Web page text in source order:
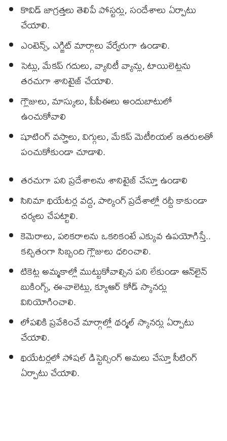
కొవిడ్ జాగ్రత్తలు తెలిపే పోస్టర్లు, సందేశాలు ఏర్పాటు
చేయాలి.
ఎంటెన్స్‌, ఎగ్జిట్‌ మార్గాలు వేర్వేరుగా ఉండాలి.
సెట్లు, మేకప్ గదులు, వ్యానిటీ వ్యాన్లు, టాయిలెట్లను
తరచుగా శానిటైజ్ చేయాలి.
గ్లౌజులు, మాస్కులు, పీపీఈలు అందుబాటులో
ఉంచుకోవాలి
షూటింగ్ వస్త్రాలు, విగ్గులు, మేకప్ మెటీరియల్ ఇతరులతో
పంచుకోకుండా చూడాలి.
తరచుగా పని ప్రదేశాలను శానిటైజ్ చేస్తూ ఉండాలి
సినిమా థియేటర్ల వద్ద, పార్కింగ్ ప్రదేశాల్లో రద్దీ కాకుండా
చర్యలు చేపట్టాలి.
కెమెరాలు, పరికరాలను ఒకరికంటే ఎక్కువ ఉపయోగిస్తే..
కచ్చితంగా సిబ్బంది గ్లౌజులు ధరించాలి.
టికెట్ల అమ్మకాల్లో ముట్టుకోవాల్సిన పని లేకుండా ఆన్‌లైన్
బుకింగ్స్, ఈ-వాలెట్లు, క్యూఆర్‌ కోడ్ స్కానర్లు
వినియోగించాలి.
లోపలికి ప్రవేశించే మార్గాల్లో థర్మల్ స్కానర్లు ఏర్పాటు
చేయాలి.
థియేటర్లలో సోషల్ డిస్టెన్సింగ్ అమలు చేస్తూ సీటింగ్
ఏర్పాటు చేయాలి.